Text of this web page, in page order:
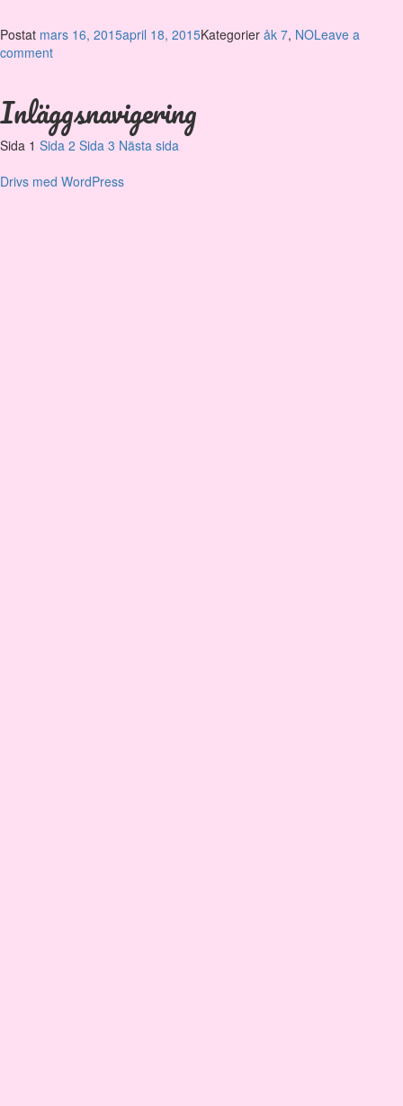
Postat mars 16, 2015april 18, 2015Kategorier åk 7, NOLeave a
comment
Inläggsnavigering
Sida 1 Sida 2 Sida 3 Nästa sida
Drivs med WordPress